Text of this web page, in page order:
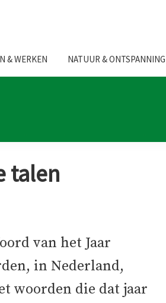
& WERKEN NATUUR & ONTSPANNING
talen
van het Jaar
in Nederland,
woorden die dat jaar